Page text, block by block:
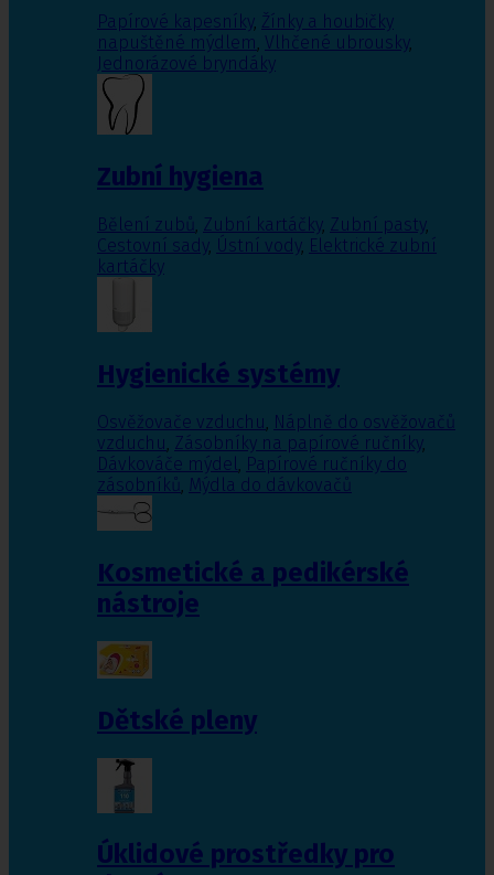
Papírové kapesníky, Žínky a houbičky
napuštěné mýdlem, Vlhčené ubrousky,
Jednorázové bryndáky
Zubní hygiena
Bělení zubů, Zubní kartáčky, Zubní pasty,
Cestovní sady, Ústní vody, Elektrické zubní
kartáčky
Hygienické systémy
Osvěžovače vzduchu, Náplně do osvěžovačů
vzduchu, Zásobníky na papírové ručníky,
Dávkováče mýdel, Papírové ručníky do
zásobníků, Mýdla do dávkovačů
Kosmetické a pedikérské
nástroje
Dětské pleny
Úklidové prostředky pro